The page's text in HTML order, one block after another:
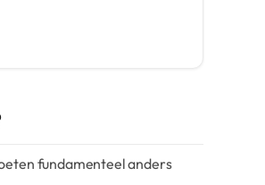
fundamenteel anders